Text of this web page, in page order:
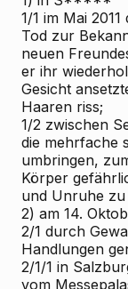
1/1 im Mai
Tod zur
neuen
er ihr
Gesicht
Haaren riss;
1/2 zwischen
die mehrfache
umbringen,
Körper
und Unruhe
2) am 14.
2/1 durch
Handlungen
2/1/1 in
vom